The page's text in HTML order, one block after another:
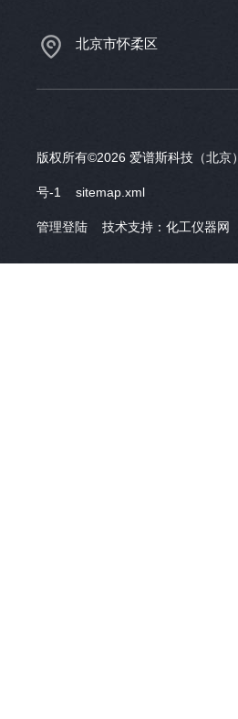
北京市怀柔区
版权所有©2026 爱谱斯科技（北
号-1 sitemap.xml
管理登陆 技术支持： 化工仪器网